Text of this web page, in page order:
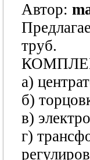
Автор:
труб.
а)
б)
в)
г)